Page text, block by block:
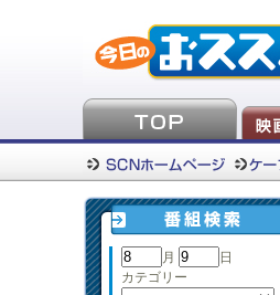
月
日
カテゴリー